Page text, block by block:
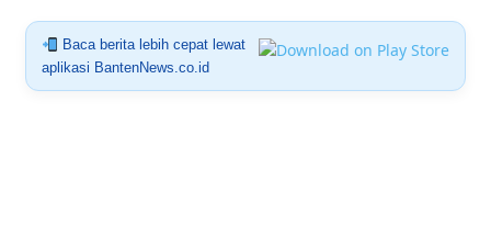
Baca berita lebih cepat lewat
aplikasi BantenNews.co.id